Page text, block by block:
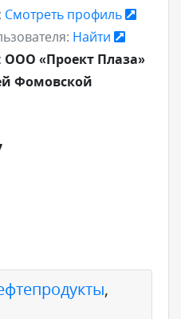
Смотреть профиль
Найти
ООО «Проект Плаза»
Фомовской
,